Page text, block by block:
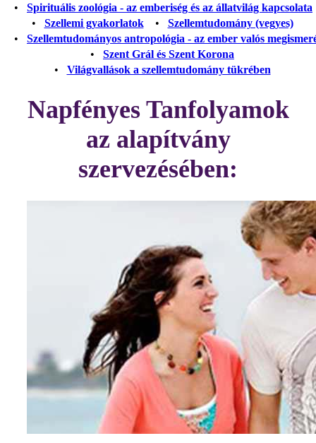
• Spirituális zoológia - az emberiség és az állatvilág kapcsolata
• Szellemi gyakorlatok• Szellemtudomány (vegyes)
• Szellemtudományos antropológia - az ember valós
• Szent Grál és Szent Korona
• Világvallások a szellemtudomány tükrében
Napfényes Tanfolyamok
az alapítvány
szervezésében: